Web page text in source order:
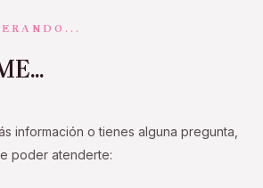
información o tienes alguna pregunta,
poder atenderte: